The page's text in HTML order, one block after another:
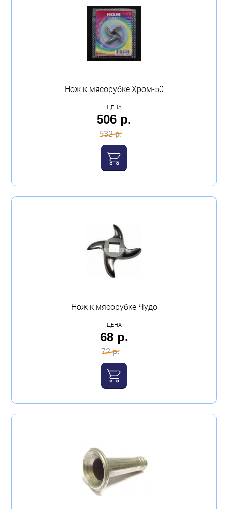
Нож к мясорубке Хром-50
ЦЕНА
506 р.
532 р.
Нож к мясорубке Чудо
ЦЕНА
68 р.
72 р.